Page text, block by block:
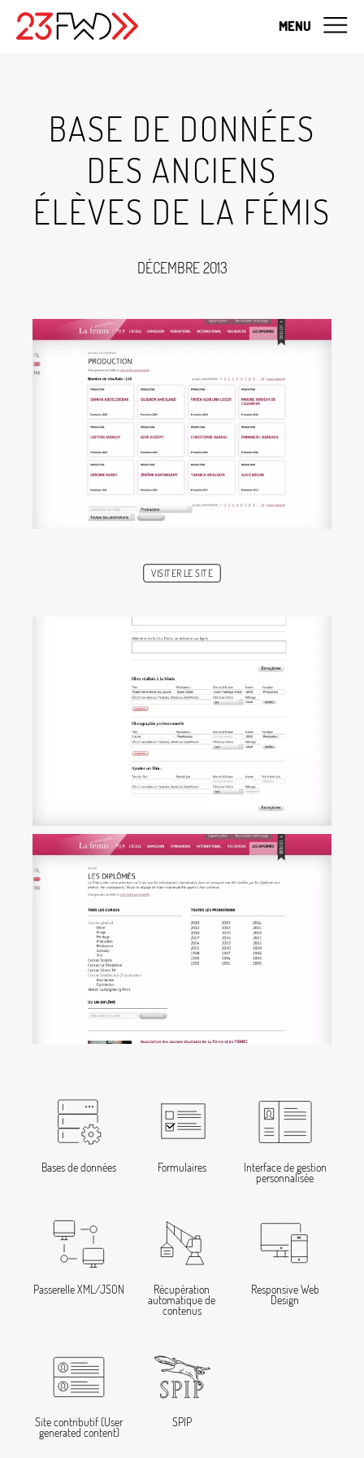
MENU
BASE DE DONNÉES
DES ANCIENS
ÉLÈVES DE LA FÉMIS
DÉCEMBRE 2013
VISITER LE SITE
Bases de données Formulaires Interface de gestion
personnalisée
Passerelle XML/JSON Récupération
automatique de
contenus
Responsive Web
Design
Site contributif (User
generated content)
SPIP